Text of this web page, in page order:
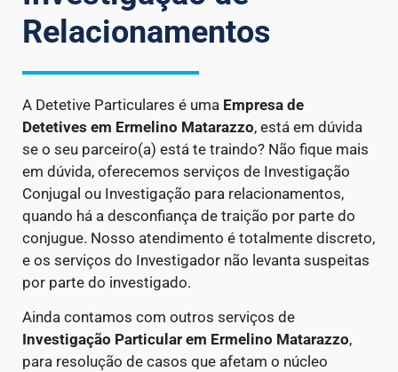
Relacionamentos
A Detetive Particulares é uma Empresa de
Detetives em Ermelino Matarazzo, está em dúvida
se o seu parceiro(a) está te traindo? Não fique mais
em dúvida, oferecemos serviços de Investigação
Conjugal ou Investigação para relacionamentos,
quando há a desconfiança de traição por parte do
conjugue. Nosso atendimento é totalmente discreto,
e os serviços do Investigador não levanta suspeitas
por parte do investigado.
Ainda contamos com outros serviços de
Investigação Particular em Ermelino Matarazzo,
para resolução de casos que afetam o núcleo